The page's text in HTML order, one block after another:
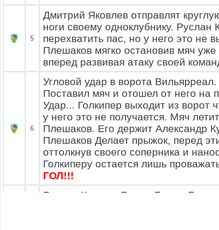
5
Дмитрий Яковлев отправлят
ноги своему одноклубнику. Руслан
перехватить пас, но у него это не
Плешаков мягко остановив мяч
вперед развивая атаку своей
6
Угловой удар в ворота
Поставил мяч и отошел от него на
Удар... Голкипер выходит из ворот
у него это не получается. Мяч
Плешаков. Его держит Александр
Плешаков Делает прыжок, перед
оттолкнув своего соперника и
Голкиперу остается лишь
ГОЛ!!!
Руслан Корик и Роман Букша